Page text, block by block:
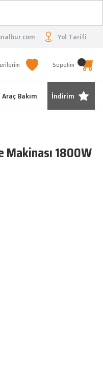
Yol Tarifi
Sepetim
Araç Bakım İndirim
1800W